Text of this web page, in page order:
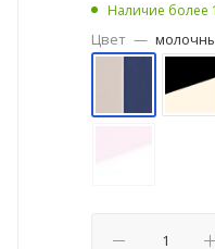
Наличие более
Цвет —